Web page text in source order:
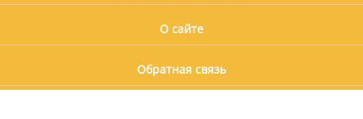
О сайте
Обратная связь